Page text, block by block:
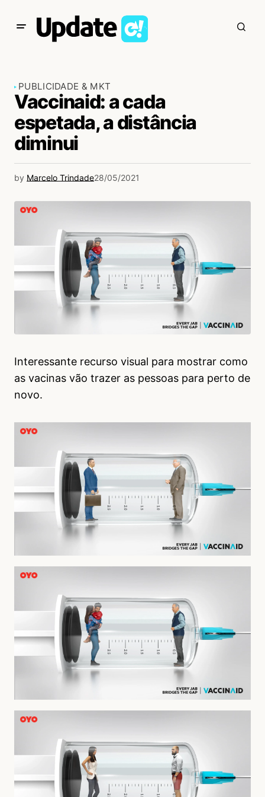
PUBLICIDADE & MKT
Vaccinaid: a cada
espetada, a distância
diminui
by Marcelo Trindade28/05/2021
Interessante recurso visual para mostrar como
as vacinas vão trazer as pessoas para perto de
novo.